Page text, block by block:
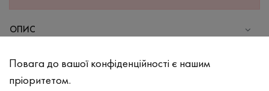
ОПИС
блакитному кольорі. Якість та ніжність поєднуються в одному
виробі, надаючи впевненості та комфорту як під час
Повага до вашої конфіденційності є нашим
пріоритетом.